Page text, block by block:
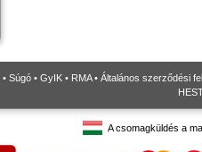
• Súgó • GyIK • RMA• Általános szerződési
A csomagküldés a